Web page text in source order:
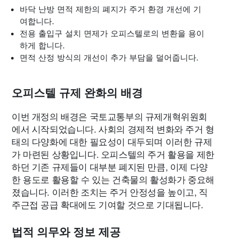
바닥 난방 면적 제한의 폐지가 주거 환경 개선에 기
여합니다.
전용 출입구 설치 면제가 오피스텔로의 변환을 용이
하게 합니다.
면적 산정 방식의 개선이 추가 부담을 덜어줍니다.
오피스텔 규제 완화의 배경
이번 개정의 배경은 국토교통부의 규제개혁위원회
에서 시작되었습니다. 사회의 경제적 변화와 주거 형
태의 다양화에 대한 필요성이 대두되며 이러한 규제
가 마련된 상황입니다. 오피스텔의 주거 활용을 제한
하던 기존 규제들이 대부분 폐지된 만큼, 이제 다양
한 용도로 활용할 수 있는 건축물의 활성화가 중요해
졌습니다. 이러한 조치는 주거 안정성을 높이고, 직
주근접 공급 확대에도 기여할 것으로 기대됩니다.
법적 의무와 정보 제공